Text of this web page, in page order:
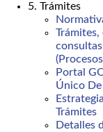
5. Trámites
Portal
Único
Trámites
Detalles